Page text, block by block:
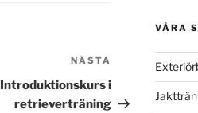
inlägg
NÄSTA
Introduktionskurs i
retrieverträning
VÅRA